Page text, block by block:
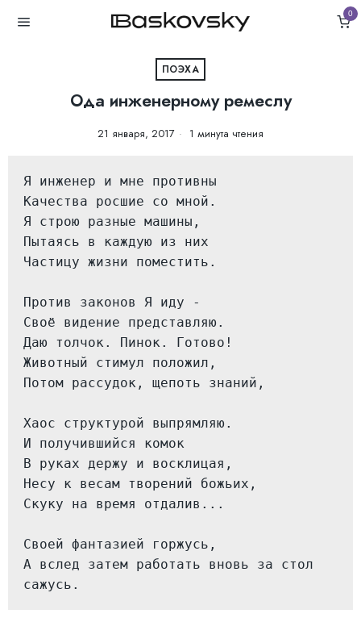
0
ПОЭХА
Ода инженерному ремеслу
21 января, 2017 1 минута чтения
Я инженер и мне противны
Качества росшие со мной.
Я строю разные машины,
Пытаясь в каждую из них
Частицу жизни поместить.
Против законов Я иду -
Своё видение представляю.
Даю толчок. Пинок. Готово!
Животный стимул положил,
Потом рассудок, щепоть знаний,
Хаос структурой выпрямляю.
И получившийся комок
В руках держу и восклицая,
Несу к весам творений божьих,
Скуку на время отдалив...
Своей фантазией горжусь,
А вслед затем работать вновь за стол
сажусь.